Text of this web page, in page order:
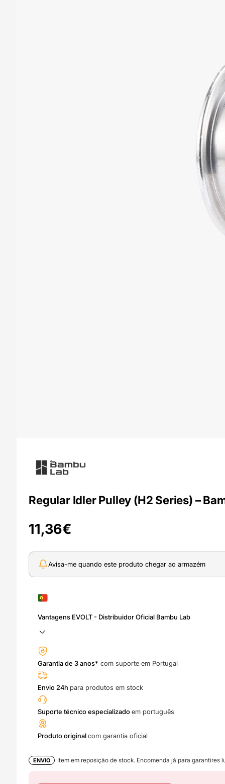
Regular Idler Pulley (H2 Series) –
11,36€
Avisa-me quando este produto chegar ao armazém
Vantagens EVOLT - Distribuidor Oficial Bambu Lab
Garantia de 3 anos* com suporte em Portugal
Envio 24h para produtos em stock
Suporte técnico especializadoem português
Produto originalcom garantia oficial
ENVIO Item em reposição de stock. Encomenda já para garantires